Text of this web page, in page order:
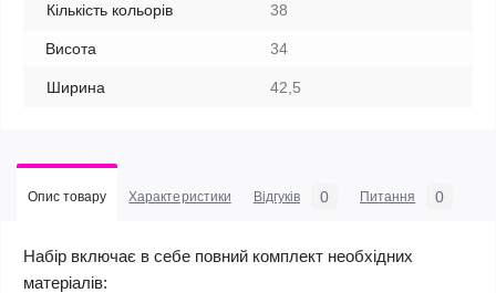
Кількість кольорів 38
Висота 34
Ширина 42,5
Опис товару Характеристики Відгуків 0 Питання 0
Набір включає в себе повний комплект необхідних
матеріалів: